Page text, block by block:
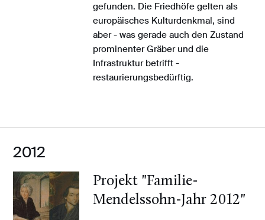
gefunden. Die Friedhöfe gelten als
europäisches Kulturdenkmal, sind
aber - was gerade auch den Zustand
prominenter Gräber und die
Infrastruktur betrifft -
restaurierungsbedürftig.
2012
Projekt "Familie-
Mendelssohn-Jahr 2012"